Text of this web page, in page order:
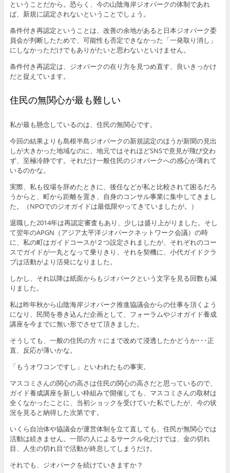
ということだから。恐らく、今の山陰海岸ジオパークの体制であれ
ば、新規に認定されないということでしょう。
条件付き再認定ということは、改善の余地があると日本ジオパーク委
員会が判断したためで、可能性も否定できなかった「一発取り消し」
にしなかっただけでもありがたいと思わないといけません。
条件付き再認定は、ジオパークの在り方を見つめ直す、良いきっかけ
だと捉えています。
住民の無関心が最も難しい
私が最も懸念しているのは、住民の無関心です。
今回の結果よりも島根半島ジオパークの新規認定のほうが新聞の見出
しが大きかった地域なのに、地元ではそれほどSNSで意見が飛び交わ
ず、至極冷静です。それだけ一般住民のジオパークへの感心が薄れて
いるのかな。
実際、私も役場を辞めたときに、後任などが私と比較されて困るだろ
うからと、町から距離を置き、自身のコンサル事業に集中してきまし
た。（NPOでのジオガイドは最低限やってきていましたが。）
退職した2014年は再認定審査もあり、少しは盛り上がりました。そし
て翌年のAPGN（アジア太平洋ジオパークネットワーク会議）の時
に、私の町はガイドコースが２つ設定されましたが、それぞれのコー
スでガイドが一丸となって乗りきり、それを契機に、小代ガイドクラ
ブは活動がより活発になりました。
しかし、それ以降は紙面からもジオパークという文字を見る回数も減
りました。
私は昨年秋から山陰海岸ジオパーク推進協議会からの仕事を頂くよう
になり、民間を巻き込んだ企画として、フォーラムやジオガイド養成
講座を今までに無い形でさせて頂きました。
そうしても、一般の住民の方々にまで改めて浸透したかどうか･･･正
直、反応が薄いかな。
「もうオワコンですし」といわれたもの事実。
マスコミさんの関心の高さは住民の関心の高さだと思っているので、
ガイド養成講座を新しい枠組みで開催しても、マスコミさんの取材は
全くなかったことに、当初ショックを受けていた私でしたが、今の状
況を見ると納得した次第です。
いくら自治体や協議会が運営体制を立て直しても、住民が無関心では
活動は続きません。一部の人によるサークル化だけでは、金の切れ
目、人生の切れ目で活動が終息してしまうだけ。
それでも、ジオパークを続けていきますか？